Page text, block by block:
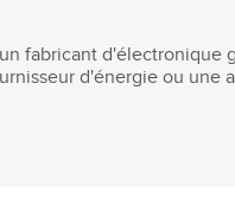
fabricant d'électronique
d'énergie ou une